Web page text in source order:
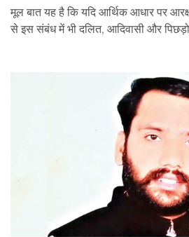
मूल बात यह है कि यदि आर्थिक आधार पर
से इस संबंध में भी दलित, आदिवासी और